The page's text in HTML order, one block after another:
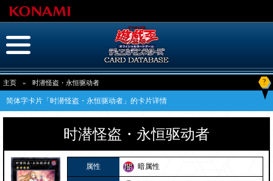
主页 » 时潜怪盗・永恒驱动者 ?
简体字卡片「时潜怪盗・永恒驱动者」的卡片详情
时潜怪盗・永恒驱动者
属性 暗属性